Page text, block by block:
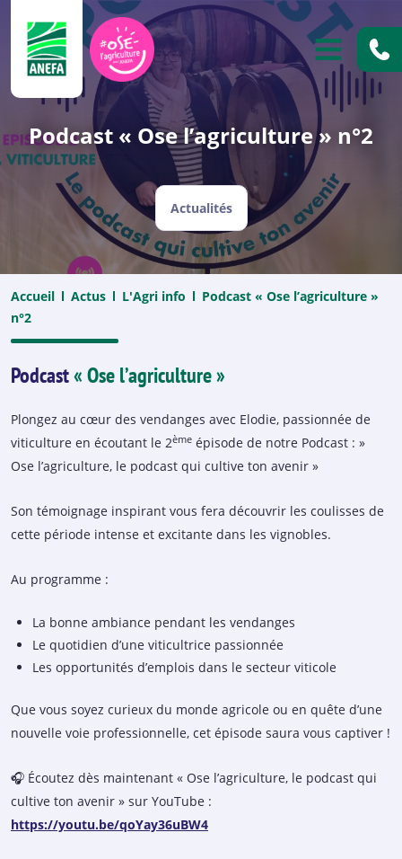
OUVRIR
Podcast « Ose l’agriculture » n°2
Actualités
Accueil Actus L'Agri info
Podcast « Ose l’agriculture »
n°2
Podcast« Ose l’agriculture »
Plongez au cœur des vendanges avec Elodie, passionnée de
viticulture en écoutant le 2ème épisode de notre Podcast : »
Ose l’agriculture, le podcast qui cultive ton avenir »
Son témoignage inspirant vous fera découvrir les coulisses de
cette période intense et excitante dans les vignobles.
Au programme :
La bonne ambiance pendant les vendanges
Le quotidien d’une viticultrice passionnée
Les opportunités d’emplois dans le secteur viticole
Que vous soyez curieux du monde agricole ou en quête d’une
nouvelle voie professionnelle, cet épisode saura vous captiver !
🎧 Écoutez dès maintenant « Ose l’agriculture, le podcast qui
cultive ton avenir » sur YouTube :
https://youtu.be/qoYay36uBW4